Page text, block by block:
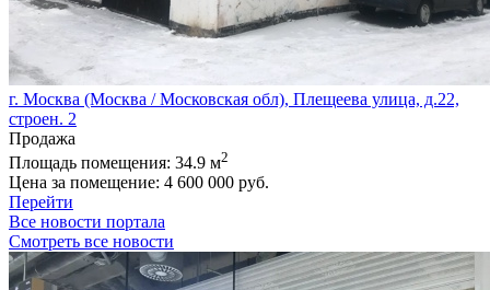
г. Москва (Москва / Московская обл), Плещеева улица, д.22,
строен. 2
Продажа
Площадь помещения: 34.9 м2
Цена за помещение: 4 600 000 руб.
Перейти
Все новости портала
Смотреть все новости